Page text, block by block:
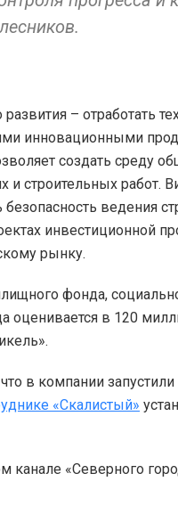
– отработать
инновационными
создать среду
строительных работ.
ведения
инвестиционной
рынку.
фонда,
оценивается в 120
в компании запустили
«Скалистый»
канале «Северного